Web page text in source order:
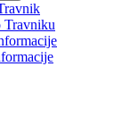
Travniku